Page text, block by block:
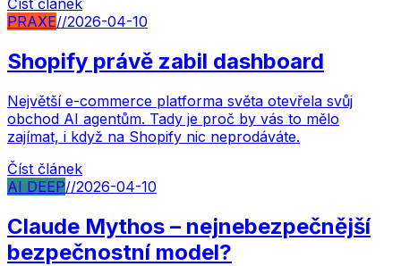
Číst článek
PRAXE//2026-04-10
Shopify právě zabil dashboard
Největší e-commerce platforma světa otevřela svůj
obchod AI agentům. Tady je proč by vás to mělo
zajímat, i když na Shopify nic neprodáváte.
Číst článek
AI DEEP//2026-04-10
Claude Mythos – nejnebezpečnější
bezpečnostní model?